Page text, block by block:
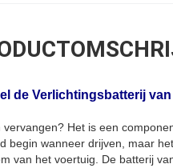
de Verlichtingsbatterij van
Het is een
begin wanneer drijven, maar
van het voertuig. De batterij